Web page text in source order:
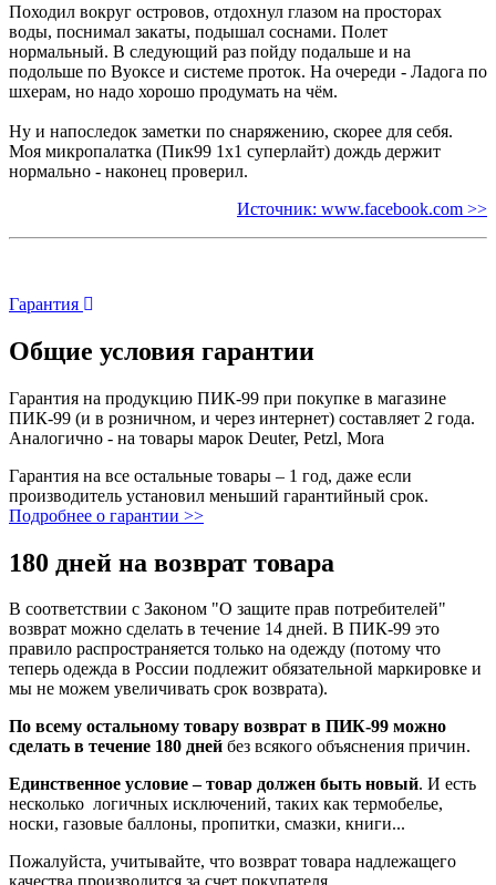
Походил вокруг островов, отдохнул глазом на просторах
воды, поснимал закаты, подышал соснами. Полет
нормальный. В следующий раз пойду подальше и на
подольше по Вуоксе и системе проток. На очереди - Ладога по
шхерам, но надо хорошо продумать на чём.
Ну и напоследок заметки по снаряжению, скорее для себя.
Моя микропалатка (Пик99 1х1 суперлайт) дождь держит
нормально - наконец проверил.
Источник: www.facebook.com >>
Гарантия
Общие условия гарантии
Гарантия на продукцию ПИК-99 при покупке в магазине
ПИК-99 (и в розничном, и через интернет) составляет 2 года.
Аналогично - на товары марок Deuter, Petzl, Mora
Гарантия на все остальные товары – 1 год, даже если
производитель установил меньший гарантийный срок.
Подробнее о гарантии >>
180 дней на возврат товара
В соответствии с Законом "О защите прав потребителей"
возврат можно сделать в течение 14 дней. В ПИК-99 это
правило распространяется только на одежду (потому что
теперь одежда в России подлежит обязательной маркировке и
мы не можем увеличивать срок возврата).
По всему остальному товару возврат в ПИК-99 можно
сделать в течение 180 дней без всякого объяснения причин.
Единственное условие – товар должен быть новый. И есть
несколько логичных исключений, таких как термобелье,
носки, газовые баллоны, пропитки, смазки, книги...
Пожалуйста, учитывайте, что возврат товара надлежащего